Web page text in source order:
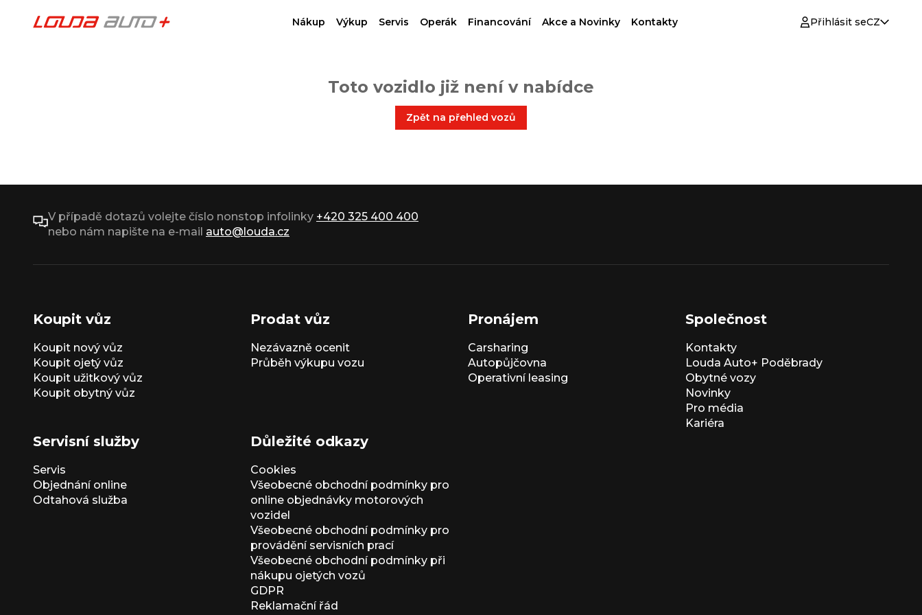
Nákup Výkup Servis Operák Financování Akce a Novinky Kontakty Přihlásit seCZ
Toto vozidlo již není v nabídce
Zpět na přehled vozů
V případě dotazů volejte číslo nonstop infolinky +420 325 400 400
nebo nám napište na e-mail auto@louda.cz
Koupit vůz
Koupit nový vůz
Koupit ojetý vůz
Koupit užitkový vůz
Koupit obytný vůz
Prodat vůz
Nezávazně ocenit
Průběh výkupu vozu
Pronájem
Carsharing
Autopůjčovna
Operativní leasing
Společnost
Kontakty
Louda Auto+ Poděbrady
Obytné vozy
Novinky
Pro média
Kariéra
Servisní služby
Servis
Objednání online
Odtahová služba
Důležité odkazy
Cookies
Všeobecné obchodní podmínky pro
online objednávky motorových
vozidel
Všeobecné obchodní podmínky pro
provádění servisních prací
Všeobecné obchodní podmínky při
nákupu ojetých vozů
GDPR
Reklamační řád